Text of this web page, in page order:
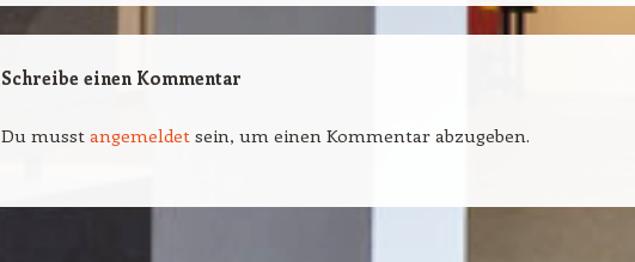
Schreibe einen Kommentar
Du musst angemeldet sein, um einen Kommentar abzugeben.